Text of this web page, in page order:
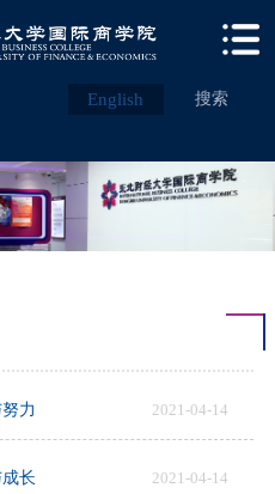
English 搜索
力 2021-04-14
长 2021-04-14